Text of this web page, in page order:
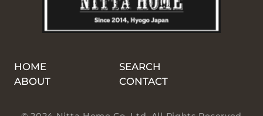
HOME
SEARCH
ABOUT
CONTACT